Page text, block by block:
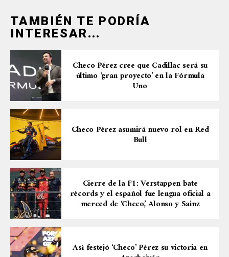
TAMBIÉN TE PODRÍA
INTERESAR...
Checo Pérez cree que Cadillac será su
último ‘gran proyecto’ en la Fórmula
Uno
Checo Pérez asumirá nuevo rol en Red
Bull
Cierre de la F1: Verstappen bate
récords y el español fue lengua oficial a
merced de ‘Checo’, Alonso y Sainz
Así festejó ‘Checo’ Pérez su victoria en